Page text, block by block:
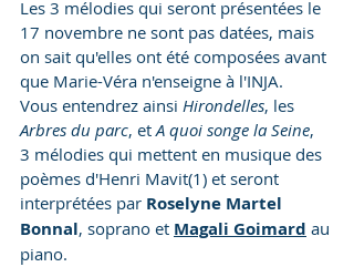
Les 3 mélodies qui seront présentées le
17 novembre ne sont pas datées, mais
on sait qu'elles ont été composées avant
que Marie-Véra n'enseigne à l'INJA.
Vous entendrez ainsi Hirondelles, les
Arbres du parc, et A quoi songe la Seine,
3 mélodies qui mettent en musique des
poèmes d'Henri Mavit(1) et seront
interprétées par Roselyne Martel
Bonnal, soprano et Magali Goimard au
piano.